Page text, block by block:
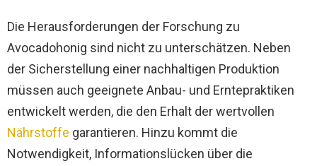
Die Herausforderungen der Forschung zu
Avocadohonig sind nicht zu unterschätzen. Neben
der Sicherstellung einer nachhaltigen Produktion
müssen auch geeignete Anbau- und Erntepraktiken
entwickelt werden, die den Erhalt der wertvollen
Nährstoffe garantieren. Hinzu kommt die
Notwendigkeit, Informationslücken über die